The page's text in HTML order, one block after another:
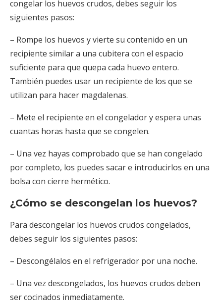
congelar los huevos crudos, debes seguir los
siguientes pasos:
– Rompe los huevos y vierte su contenido en un
recipiente similar a una cubitera con el espacio
suficiente para que quepa cada huevo entero.
También puedes usar un recipiente de los que se
utilizan para hacer magdalenas.
– Mete el recipiente en el congelador y espera unas
cuantas horas hasta que se congelen.
– Una vez hayas comprobado que se han congelado
por completo, los puedes sacar e introducirlos en una
bolsa con cierre hermético.
¿Cómo se descongelan los huevos?
Para descongelar los huevos crudos congelados,
debes seguir los siguientes pasos:
– Descongélalos en el refrigerador por una noche.
– Una vez descongelados, los huevos crudos deben
ser cocinados inmediatamente.